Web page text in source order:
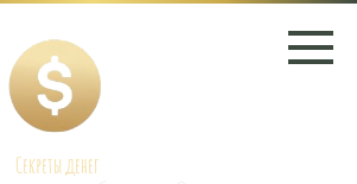
Секреты денег